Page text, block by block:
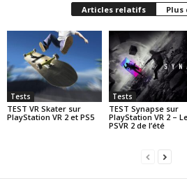
Articles relatifs Plus
Tests
TEST VR Skater sur
PlayStation VR 2 et PS5
Tests
TEST Synapse sur
PlayStation VR 2 –
PSVR 2 de l’été